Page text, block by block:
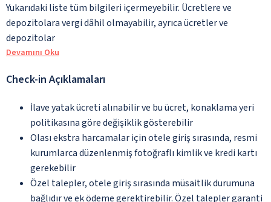
Yukarıdaki liste tüm bilgileri içermeyebilir. Ücretlere ve
depozitolara vergi dâhil olmayabilir, ayrıca ücretler ve
depozitolar
Devamını Oku
Check-in Açıklamaları
İlave yatak ücreti alınabilir ve bu ücret, konaklama yeri
politikasına göre değişiklik gösterebilir
Olası ekstra harcamalar için otele giriş sırasında, resmi
kurumlarca düzenlenmiş fotoğraflı kimlik ve kredi kartı
gerekebilir
Özel talepler, otele giriş sırasında müsaitlik durumuna
bağlıdır ve ek ödeme gerektirebilir. Özel talepler garanti